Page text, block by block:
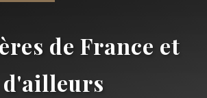
de France et
d'ailleurs